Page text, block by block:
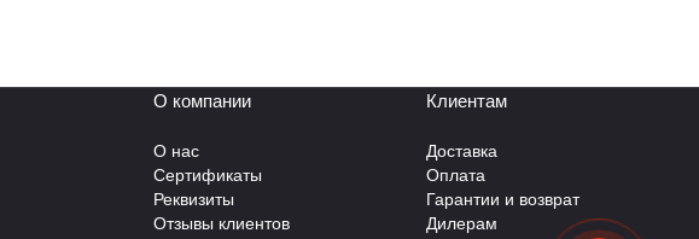
О компании
О нас
Сертификаты
Реквизиты
Отзывы клиентов
Клиентам
Доставка
Оплата
Гарантии и возврат
Дилерам